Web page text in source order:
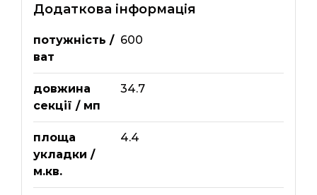
Додаткова інформація
потужність /
ват
600
довжина
секції / мп
34.7
площа
укладки /
м.кв.
4.4